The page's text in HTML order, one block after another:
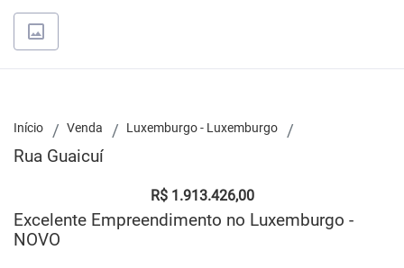
Início Venda Luxemburgo - Luxemburgo
Rua Guaicuí
R$ 1.913.426,00
Excelente Empreendimento no Luxemburgo -
NOVO